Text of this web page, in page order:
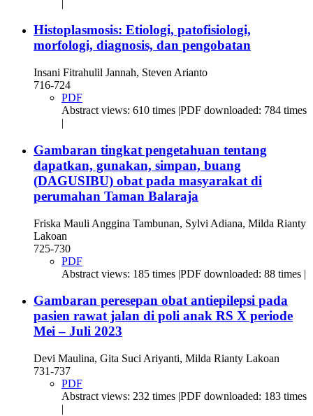
Histoplasmosis: Etiologi, patofisiologi,
morfologi, diagnosis, dan pengobatan
Insani Fitrahulil Jannah, Steven Arianto
716-724
PDF
Abstract views: 610 times |PDF downloaded: 784 times
|
Gambaran tingkat pengetahuan tentang
dapatkan, gunakan, simpan, buang
(DAGUSIBU) obat pada masyarakat di
perumahan Taman Balaraja
Friska Mauli Anggina Tambunan, Sylvi Adiana, Milda Rianty
Lakoan
725-730
PDF
Abstract views: 185 times |PDF downloaded: 88 times |
Gambaran peresepan obat antiepilepsi pada
pasien rawat jalan di poli anak RS X periode
Mei – Juli 2023
Devi Maulina, Gita Suci Ariyanti, Milda Rianty Lakoan
731-737
PDF
Abstract views: 232 times |PDF downloaded: 183 times
|